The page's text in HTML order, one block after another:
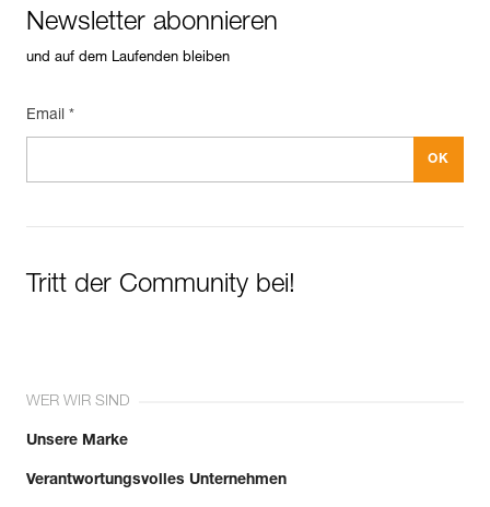
Newsletter abonnieren
und auf dem Laufenden bleiben
Email *
Tritt der Community bei!
WER WIR SIND
Unsere Marke
Verantwortungsvolles Unternehmen